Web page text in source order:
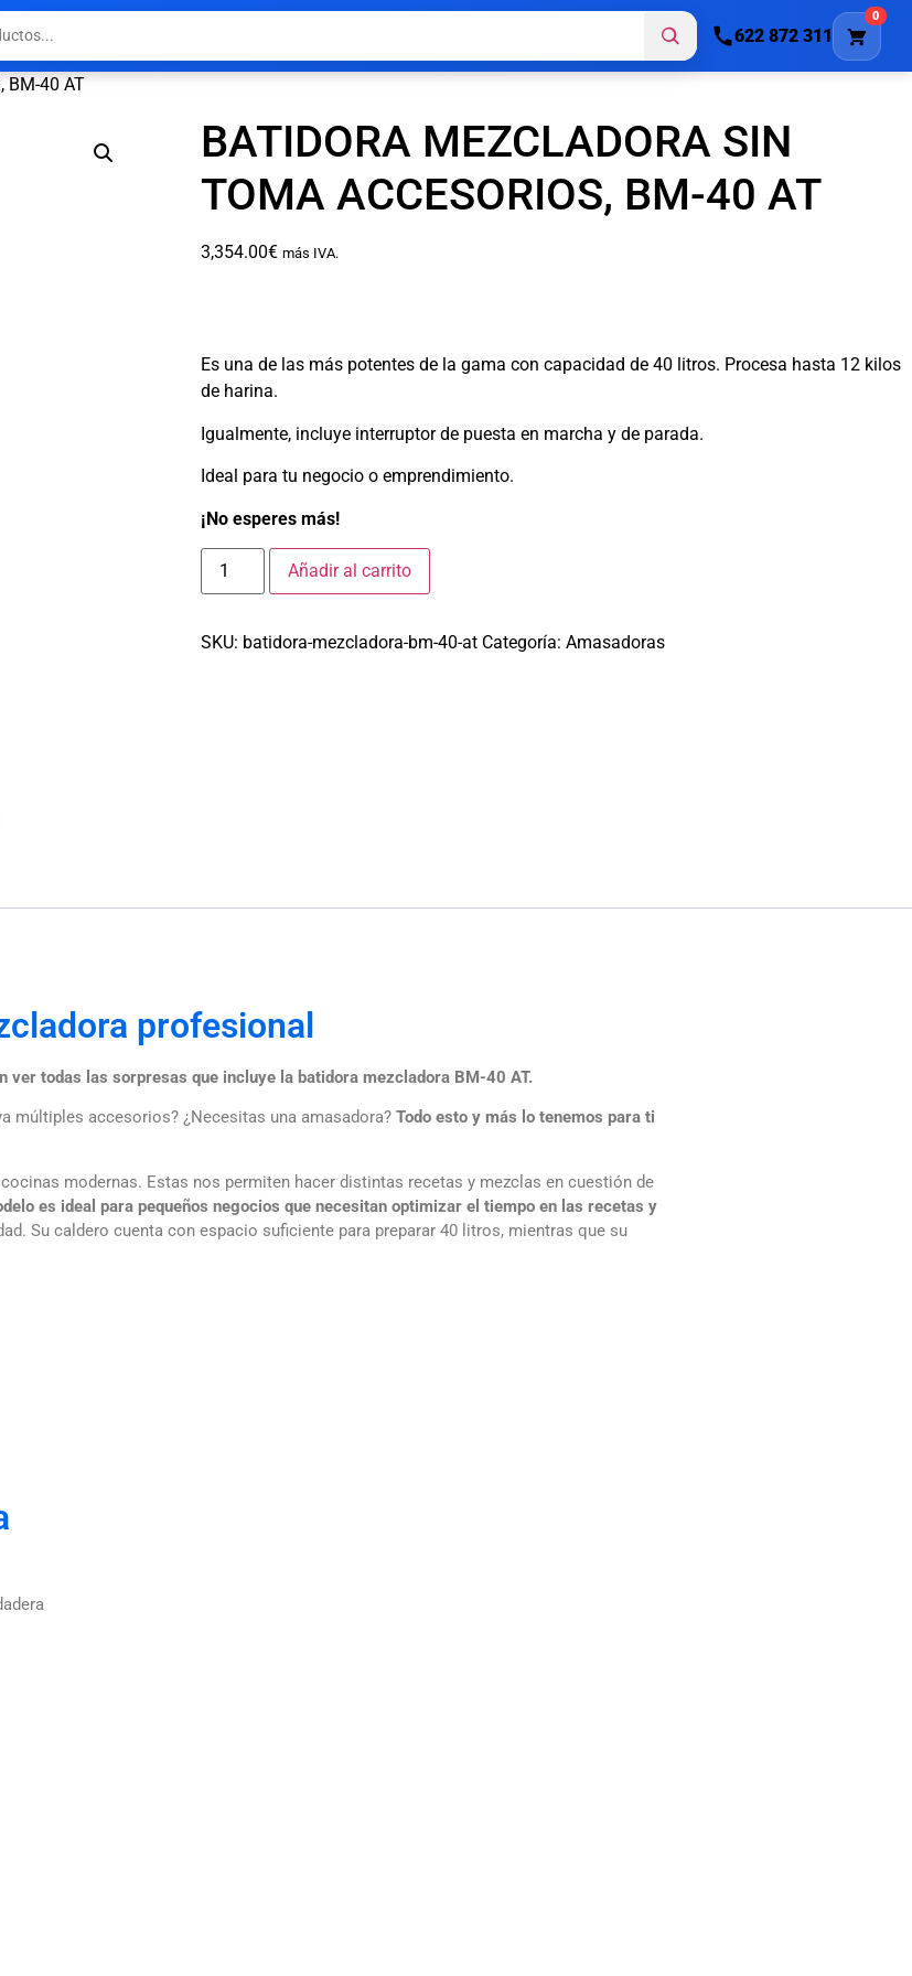
622 872 311
0
BM-40 AT
BATIDORA MEZCLADORA SIN
TOMA ACCESORIOS, BM-40 AT
3,354.00€ más IVA.
Es una de las más potentes de la gama con capacidad de 40 litros. Procesa hasta 12 kilos
de harina.
Igualmente, incluye interruptor de puesta en marcha y de parada.
Ideal para tu negocio o emprendimiento.
¡No esperes más!
Añadir al carrito
SKU: batidora-mezcladora-bm-40-at Categoría: Amasadoras
profesional
ver todas las sorpresas que incluye la batidora mezcladora BM-40 AT.
múltiples accesorios? ¿Necesitas una amasadora? Todo esto y más lo tenemos para ti
modernas. Estas nos permiten hacer distintas recetas y mezclas en cuestión de
es ideal para pequeños negocios que necesitan optimizar el tiempo en las recetas y
Su caldero cuenta con espacio suficiente para preparar 40 litros, mientras que su